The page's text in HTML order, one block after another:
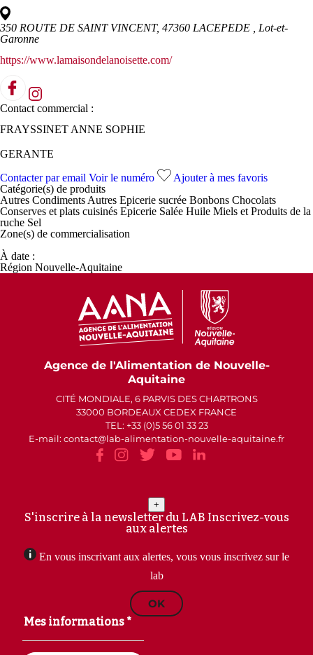
350 ROUTE DE SAINT VINCENT, 47360 LACEPEDE
, Lot-et-
Garonne
https://www.lamaisondelanoisette.com/
Contact commercial :
FRAYSSINET ANNE SOPHIE
GERANTE
Contacter par email Voir le numéro
Ajouter à mes favoris
Catégorie(s) de produits
Autres Condiments Autres Epicerie sucrée Bonbons Chocolats
Conserves et plats cuisinés Epicerie Salée Huile Miels et Produits de la
ruche Sel
Zone(s) de commercialisation
À date :
Région Nouvelle-Aquitaine
Agence de l'Alimentation de Nouvelle-
Aquitaine
CITÉ MONDIALE, 6 PARVIS DES CHARTRONS
33000 BORDEAUX CEDEX FRANCE
TEL: +33 (0)5 56 01 33 23
E-mail: contact
lab-alimentation-nouvelle-aquitaine.fr
+
S'inscrire à la newsletter du LAB Inscrivez-vous
aux alertes
En vous inscrivant aux alertes, vous vous inscrivez sur le
lab
OK
Mes informations *